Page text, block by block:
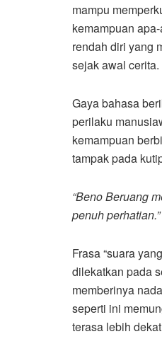
mampu
kemampuan
rendah diri yang
sejak awal cerita.
Gaya bahasa
perilaku
kemampuan
tampak pada
“Beno Beruang
penuh perhatian.”
Frasa “suara
dilekatkan pada
memberinya
seperti ini
terasa lebih